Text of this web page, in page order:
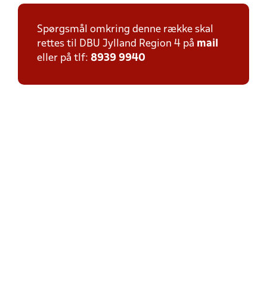
Spørgsmål omkring denne række skal
rettes til DBU Jylland Region 4 på mail
eller på tlf: 8939 9940